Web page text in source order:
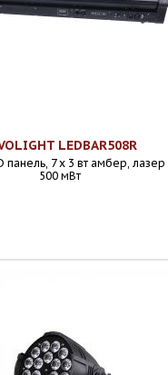
LEDBAR508R
панель, 7 x 3 вт амбер,
500 мВт